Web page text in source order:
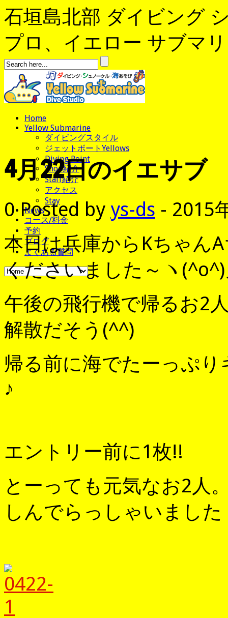
石垣島北部 ダイビング
プロ、イエロー サブマ
Home
Yellow Submarine
ダイビングスタイル
ジェットボートYellows
Diving Point
Shop紹介
Staff紹介
アクセス
Stay
News
コース/料金
予約
ブログ
よくある質問
4月22日のイエサブ
0 Posted by ys-ds - 2015
本日は兵庫からKちゃん
くださいました～ヽ
午後の飛行機で帰るお2
解散だそう(^^)
帰る前に海でたーっぷ
♪
エントリー前に1枚!!
とーっても元気なお2人
しんでらっしゃいまし